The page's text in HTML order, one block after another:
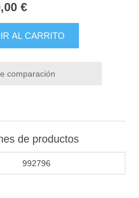
€
AL CARRITO
comparación
de productos
992796